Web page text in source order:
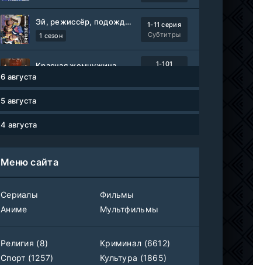
Эй, режиссёр, подождите!
1 сезон
1-11 серия
Субтитры
Красная жемчужина
1-101
1-8 серия
Власть в ночном городе. Книга третья: Юность Кэнена
1-5 сезон
Правила моей кухни
Фильм
KimchiTV
6 августа
5 августа
4 августа
Меню сайта
Сериалы
Фильмы
Аниме
Мультфильмы
Религия (8)
Криминал (6612)
Спорт (1257)
Культура (1865)